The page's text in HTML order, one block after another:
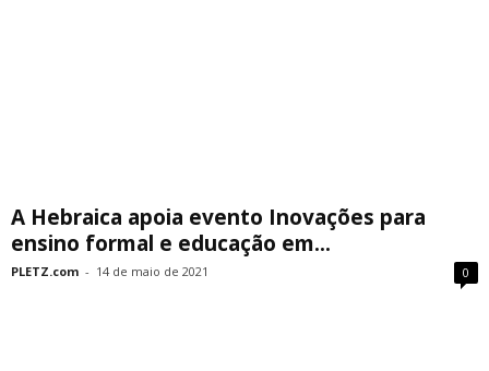
A Hebraica apoia evento Inovações para
ensino formal e educação em...
PLETZ.com - 14 de maio de 2021 0